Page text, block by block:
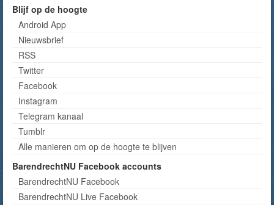
Blijf op de hoogte
Android App
Nieuwsbrief
RSS
Twitter
Facebook
Instagram
Telegram kanaal
Tumblr
Alle manieren om op de hoogte te blijven
BarendrechtNU Facebook accounts
BarendrechtNU Facebook
BarendrechtNU Live Facebook